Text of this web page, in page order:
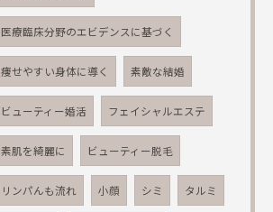
医療臨床分野のエビデンスに基づく
痩せやすい身体に導く 素敵な結婚
ビューティー婚活 フェイシャルエステ
素肌を綺麗に ビューティー脱毛
リンパんも流れ 小顔 シミ タルミ